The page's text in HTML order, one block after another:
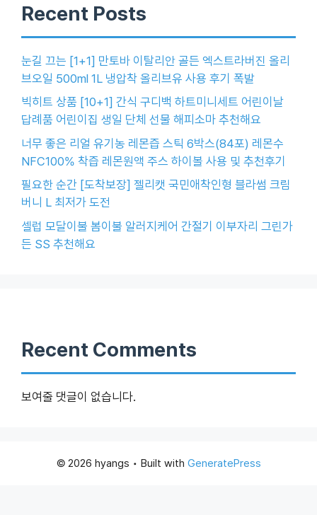
Recent Posts
눈길 끄는 [1+1] 만토바 이탈리안 골든 엑스트라버진 올리
브오일 500ml 1L 냉압착 올리브유 사용 후기 폭발
빅히트 상품 [10+1] 간식 구디백 하트미니세트 어린이날
답례품 어린이집 생일 단체 선물 해피소마 추천해요
너무 좋은 리얼 유기농 레몬즙 스틱 6박스(84포) 레몬수
NFC100% 착즙 레몬원액 주스 하이볼 사용 및 추천후기
필요한 순간 [도착보장] 젤리캣 국민애착인형 블라썸 크림
버니 L 최저가 도전
셀럽 모달이불 봄이불 알러지케어 간절기 이부자리 그린가
든 SS 추천해요
Recent Comments
보여줄 댓글이 없습니다.
© 2026 hyangs • Built with GeneratePress